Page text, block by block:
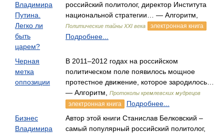
Владимира
Путина.
Легко ли
быть
царем?
российский политолог, директор Института
национальной стратегии… — Алгоритм,
Политические тайны XXI века электронная книга
Подробнее...
Черная
метка
оппозиции
В 2011–2012 годах на российском
политическом поле появилось мощное
протестное движение, которое зародилось…
— Алгоритм,
Протоколы кремлевских мудрецов
электронная книга
Подробнее...
Бизнес
Владимира
Автор этой книги Станислав Белковский –
самый популярный российский политолог,